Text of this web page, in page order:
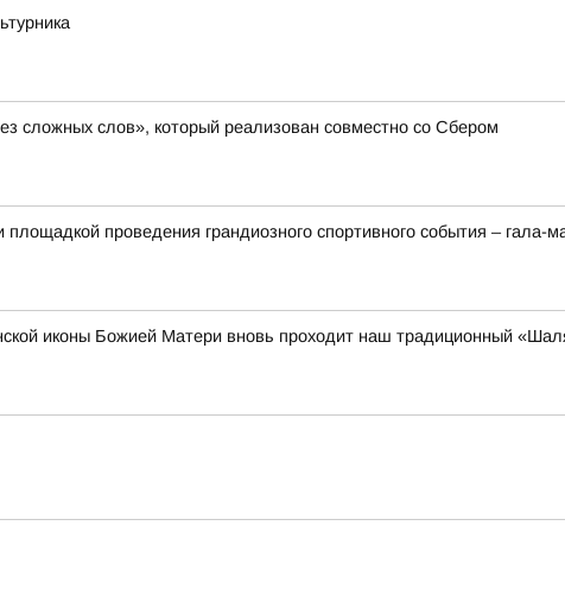
сложных слов», который реализован совместно со Сбером
проведения грандиозного спортивного события – гала-
иконы Божией Матери вновь проходит наш традиционный